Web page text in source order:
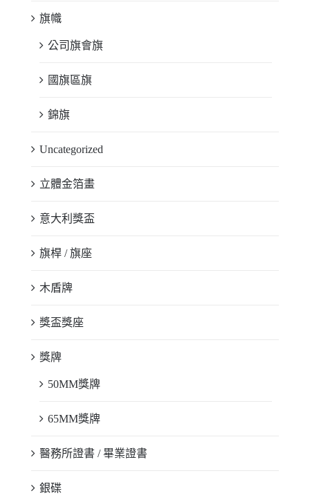
旗幟
公司旗會旗
國旗區旗
錦旗
Uncategorized
立體金箔畫
意大利獎盃
旗桿 / 旗座
木盾牌
獎盃獎座
獎牌
50MM獎牌
65MM獎牌
醫務所證書 / 畢業證書
銀碟